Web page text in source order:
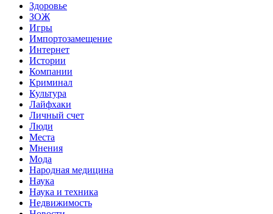
Здоровье
ЗОЖ
Игры
Импортозамещение
Интернет
Истории
Компании
Криминал
Культура
Лайфхаки
Личный счет
Люди
Места
Мнения
Мода
Народная медицина
Наука
Наука и техника
Недвижимость